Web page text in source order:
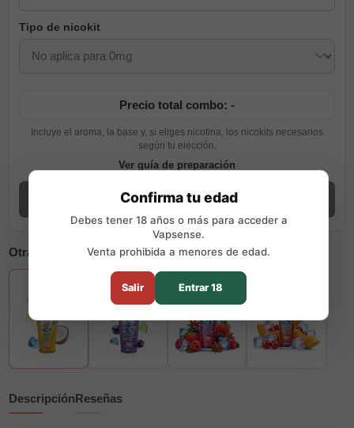
Tipo de nicokit
Precio total combo: -
Incluye el aroma, la base y, si eliges nicotina, los nicokits necesarios
según tu elección.
Ver guía de preparación
Añadir combo
Otras opciones disponibles
DescripciónReseñas
Confirma tu edad
Debes tener 18 años o más para acceder a
Vapsense.
Venta prohibida a menores de edad.
Salir Entrar 18